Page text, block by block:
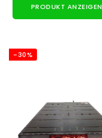
PRODUKT ANZEIGEN
-30%